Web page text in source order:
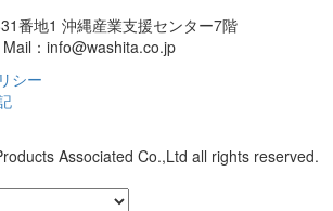
番地1 沖縄産業支援センター7階
：info@washita.co.jp
シー
Associated Co.,Ltd all rights reserved.